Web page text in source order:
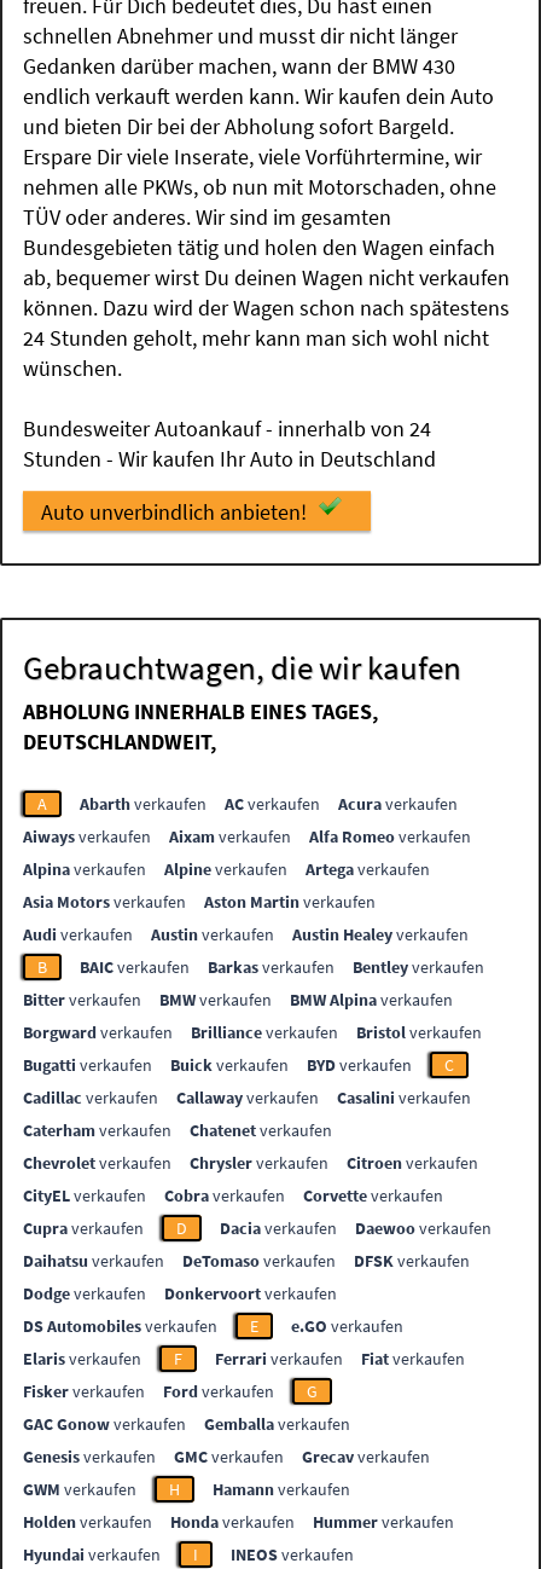
schnellen Abnehmer und musst dir nicht länger
Gedanken darüber machen, wann der BMW 430
endlich verkauft werden kann. Wir kaufen dein Auto
und bieten Dir bei der Abholung sofort Bargeld.
Erspare Dir viele Inserate, viele Vorführtermine, wir
nehmen alle PKWs, ob nun mit Motorschaden, ohne
TÜV oder anderes. Wir sind im gesamten
Bundesgebieten tätig und holen den Wagen einfach
ab, bequemer wirst Du deinen Wagen nicht verkaufen
können. Dazu wird der Wagen schon nach spätestens
24 Stunden geholt, mehr kann man sich wohl nicht
wünschen.
Bundesweiter Autoankauf - innerhalb von 24
Stunden - Wir kaufen Ihr Auto in Deutschland
Auto unverbindlich anbieten!
Gebrauchtwagen, die wir kaufen
ABHOLUNG INNERHALB EINES TAGES,
DEUTSCHLANDWEIT,
A Abarthverkaufen ACverkaufen Acuraverkaufen
Aiwaysverkaufen Aixamverkaufen Alfa Romeoverkaufen
Alpinaverkaufen Alpineverkaufen Artegaverkaufen
Asia Motorsverkaufen Aston Martinverkaufen
Audi verkaufen Austinverkaufen Austin Healeyverkaufen
B
BAICverkaufen Barkasverkaufen Bentleyverkaufen
Bitterverkaufen BMWverkaufen BMW Alpinaverkaufen
Borgwardverkaufen Brillianceverkaufen Bristolverkaufen
Bugatti verkaufen Buickverkaufen BYDverkaufen
C
Cadillac verkaufen Callawayverkaufen Casalini verkaufen
Caterhamverkaufen Chatenetverkaufen
Chevroletverkaufen Chryslerverkaufen Citroenverkaufen
CityELverkaufen Cobraverkaufen Corvetteverkaufen
Cupraverkaufen D Daciaverkaufen Daewooverkaufen
Daihatsu verkaufen DeTomasoverkaufen DFSKverkaufen
Dodgeverkaufen Donkervoortverkaufen
DS Automobilesverkaufen E e.GO verkaufen
Elarisverkaufen F Ferrari verkaufen Fiatverkaufen
Fiskerverkaufen Fordverkaufen
G
GAC Gonowverkaufen Gemballaverkaufen
Genesisverkaufen GMCverkaufen Grecavverkaufen
GWM verkaufen H Hamannverkaufen
Holdenverkaufen Hondaverkaufen Hummerverkaufen
Hyundai verkaufen I INEOSverkaufen